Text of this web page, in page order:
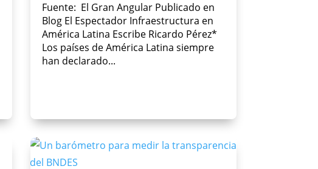
Fuente: El Gran Angular Publicado en
Blog El Espectador Infraestructura en
América Latina Escribe Ricardo Pérez*
Los países de América Latina siempre
han declarado...